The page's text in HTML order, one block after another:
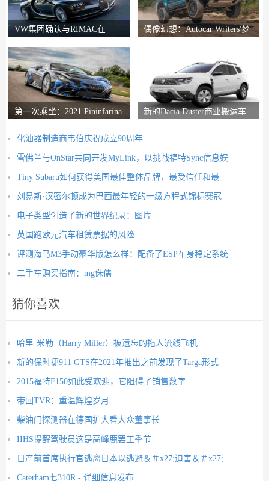
VW集团确认与RIMAC在
偶像幻想：Autocar Writers'梦
第一次乘坐：2021 Pininfarina
新的Dacia Duster商业搬运车
化油器制造商韦伯庆祝成立90周年
雪佛兰与OnStar共同开发MyLink，以挑战福特Sync信息娱
Tiny Subaru如何获得美国最佳整体品牌，最受信任和最
刘易斯·汉密尔顿成为巴西最年轻的一级方程式锦标赛冠
电子类型创造了新的世界纪录：图片
英国跑欧元汽车租赁票据的风险
评测海马M3手动豪华版怎么样：配备了ESP车身稳定系统
二手车购买指南：mg侏儒
猜你喜欢
哈里·米勒（Harry Miller）被遗忘的拖人流线飞机
新的保时捷911 GTS在2021年推出之前发现了Targa形式
2015福特F150如此受欢迎，它阻碍了销售数字
带回TVR：重温辉煌岁月
柴油门探测器在德国扩大看大众董事长
IIHS提醒驾驶员这是高峰鹿罢工季节
日产前首席执行官逃离日本以逃避＆＃x27;迫害＆＃x27;
Caterham七310R - 详细信息发布